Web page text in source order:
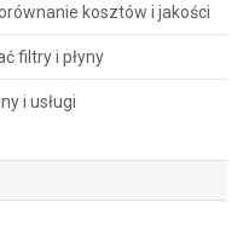
kosztów i jakości
filtry i płyny
i usługi